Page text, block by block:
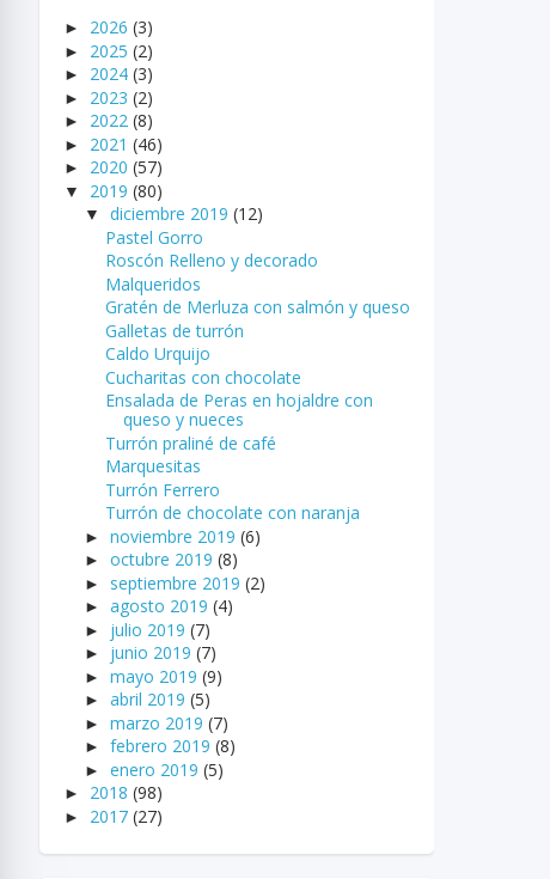
► 2026 (3)
► 2025 (2)
► 2024 (3)
► 2023 (2)
► 2022 (8)
► 2021 (46)
► 2020 (57)
▼ 2019 (80)
▼ diciembre 2019 (12)
Pastel Gorro
Roscón Relleno y decorado
Malqueridos
Gratén de Merluza con salmón y queso
Galletas de turrón
Caldo Urquijo
Cucharitas con chocolate
Ensalada de Peras en hojaldre con
queso y nueces
Turrón praliné de café
Marquesitas
Turrón Ferrero
Turrón de chocolate con naranja
► noviembre 2019 (6)
► octubre 2019 (8)
► septiembre 2019 (2)
► agosto 2019 (4)
► julio 2019 (7)
► junio 2019 (7)
► mayo 2019 (9)
► abril 2019 (5)
► marzo 2019 (7)
► febrero 2019 (8)
► enero 2019 (5)
► 2018 (98)
► 2017 (27)